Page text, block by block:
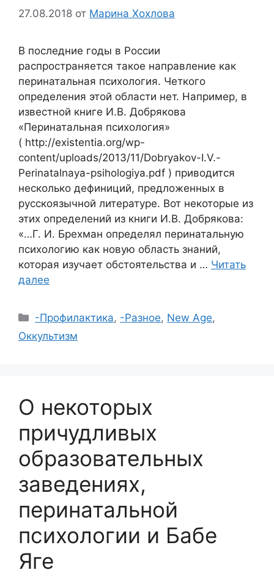
27.08.2018 от Марина Хохлова
В последние годы в России
распространяется такое направление как
перинатальная психология. Четкого
определения этой области нет. Например, в
известной книге И.В. Добрякова
«Перинатальная психология»
( http://existentia.org/wp-
content/uploads/2013/11/Dobryakov-I.V.-
Perinatalnaya-psihologiya.pdf ) приводится
несколько дефиниций, предложенных в
русскоязычной литературе. Вот некоторые из
этих определений из книги И.В. Добрякова:
«…Г. И. Брехман определял перинатальную
психологию как новую область знаний,
которая изучает обстоятельства и … Читать
далее
Рубрики
-Профилактика, -Разное, New Age,
Оккультизм
О некоторых
причудливых
образовательных
заведениях,
перинатальной
психологии и Бабе
Яге